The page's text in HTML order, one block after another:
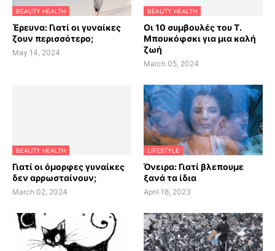
BEAUTY HEALTH
Έρευνα: Γιατί οι γυναίκες
ζουν περισσότερο;
May 14, 2024
BEAUTY HEALTH
Οι 10 συμβουλές του Τ.
Μπουκόφσκι για μια καλή
ζωή
March 05, 2024
BEAUTY HEALTH
Γιατί οι όμορφες γυναίκες
δεν αρρωσταίνουν;
March 02, 2024
LIFESTYLE
Όνειρα: Γιατί βλεπουμε
ξανά τα ίδια
April 18, 2023